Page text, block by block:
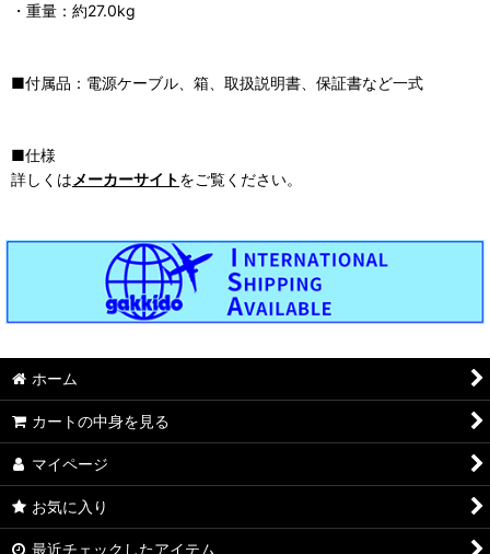
・重量：約27.0kg
■付属品：電源ケーブル、箱、取扱説明書、保証書など一式
■仕様
詳しくは メーカーサイトをご覧ください。
ホーム
カートの中身を見る
マイページ
お気に入り
最近チェックしたアイテム